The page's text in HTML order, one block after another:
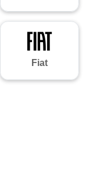
Fiat